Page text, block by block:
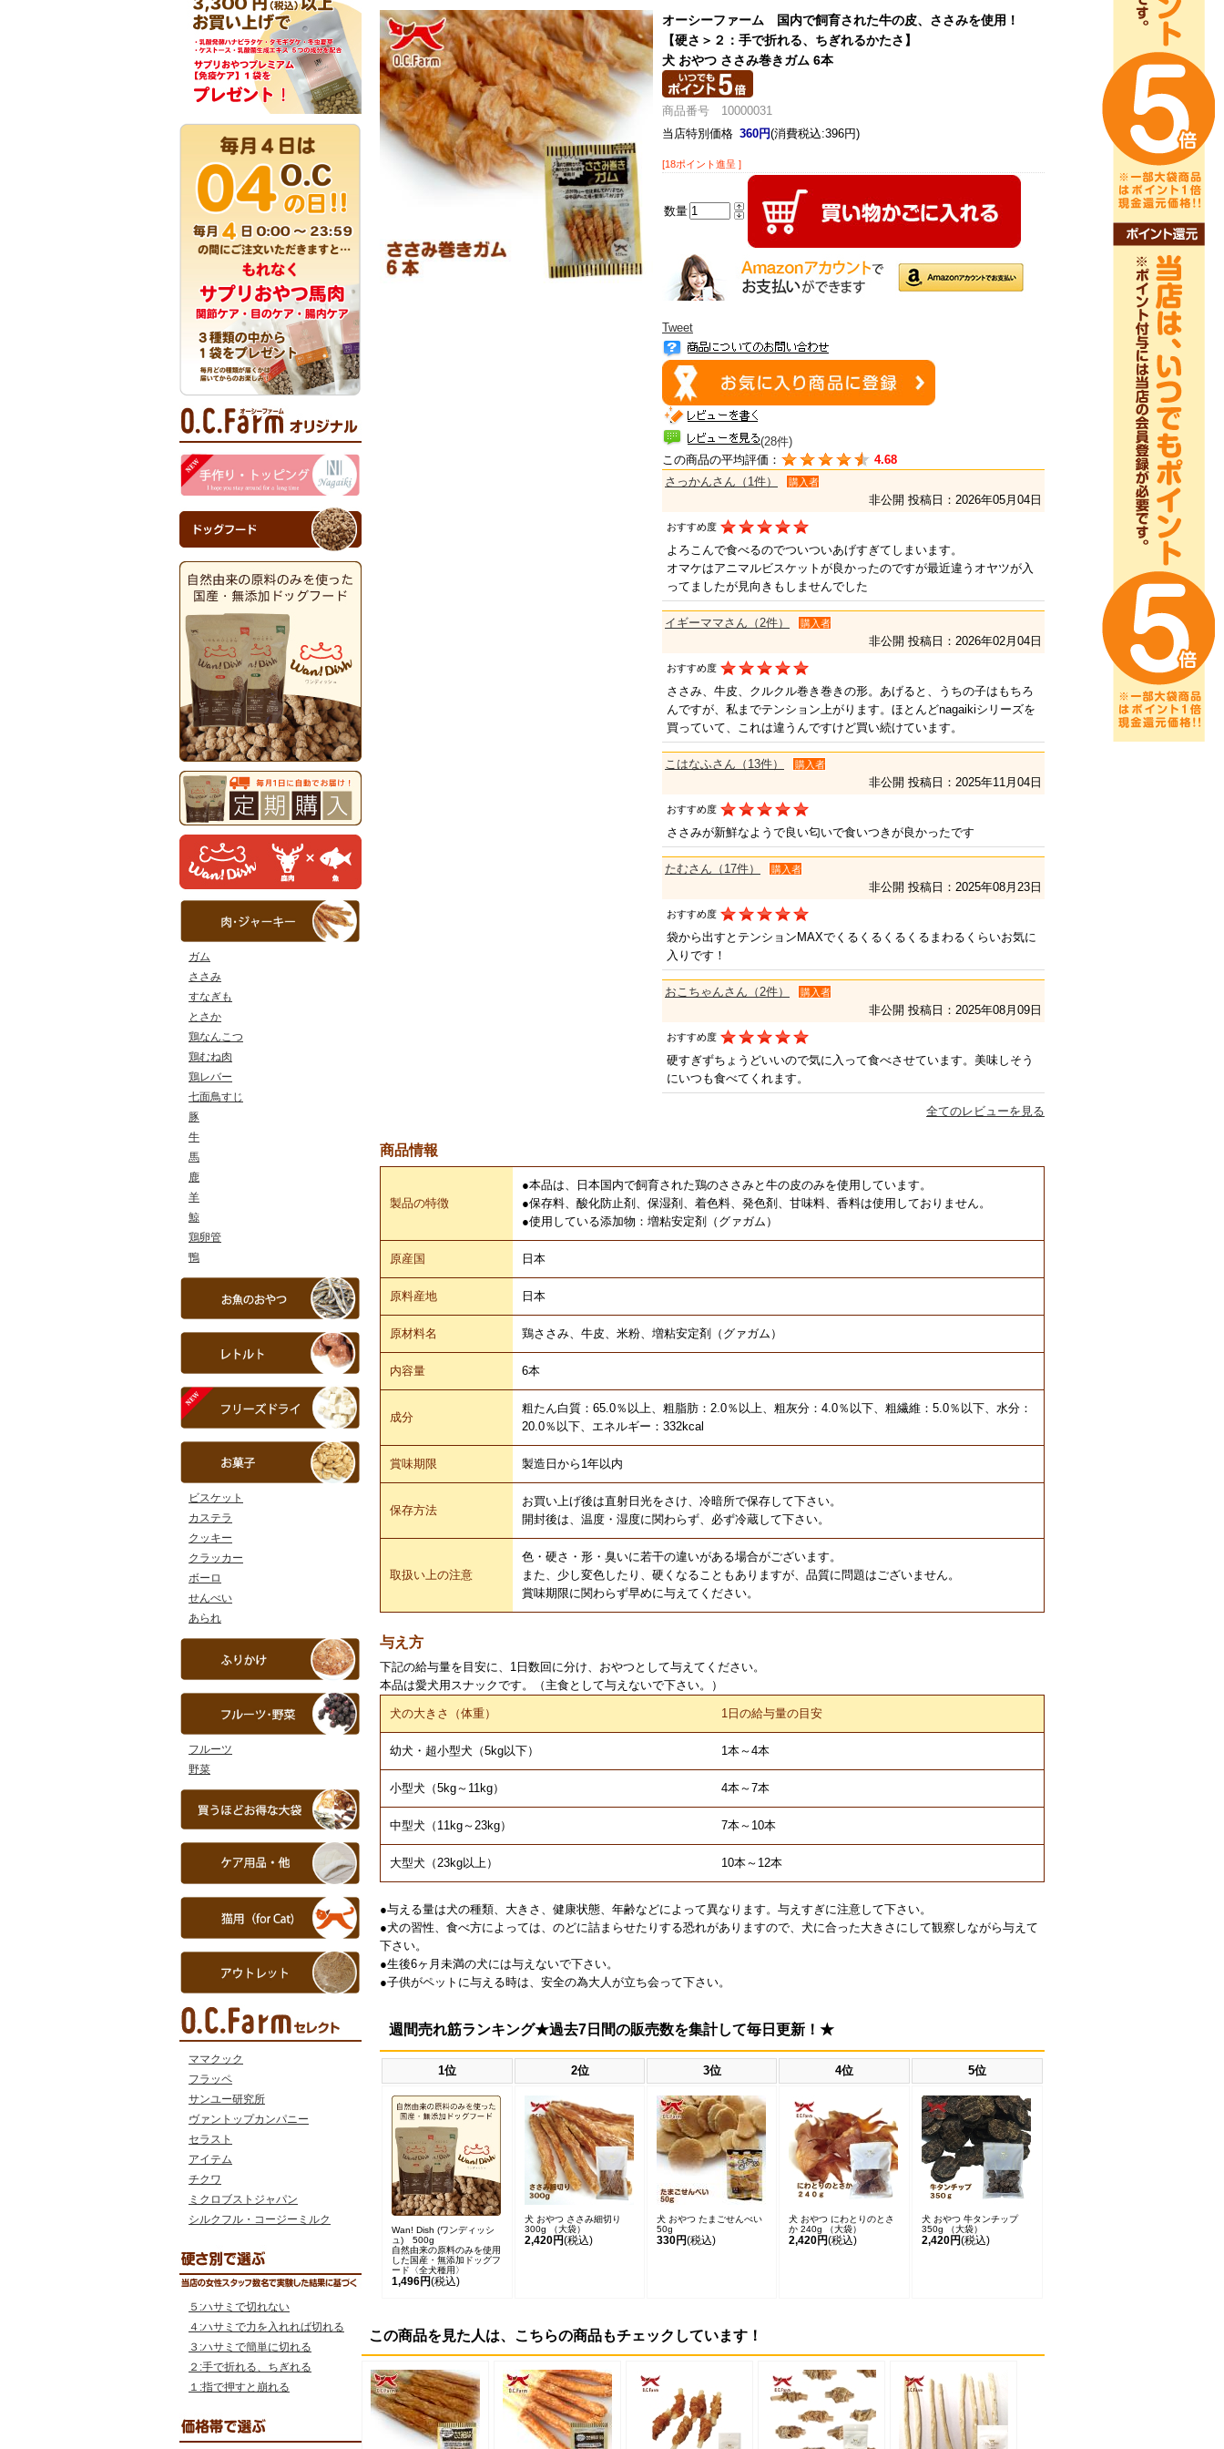
ガム
ささみ
すなぎも
とさか
鶏なんこつ
鶏むね肉
鶏レバー
七面鳥すじ
豚
牛
馬
鹿
羊
鯨
鶏卵管
鴨
ビスケット
カステラ
クッキー
クラッカー
ボーロ
せんべい
あられ
フルーツ
野菜
ママクック
フラッペ
サンユー研究所
ヴァントップカンパニー
セラスト
アイテム
チクワ
ミクロブストジャパン
シルクフル・コージーミルク
５:ハサミで切れない
４:ハサミで力を入れれば切れる
３:ハサミで簡単に切れる
２:手で折れる、ちぎれる
１:指で押すと崩れる
オーシーファーム 国内で飼育された牛の皮、ささみを使用！
【硬さ＞２：手で折れる、ちぎれるかたさ】
犬 おやつ ささみ巻きガム 6本
商品番号 10000031
当店特別価格 360円(消費税込:396円)
[18ポイント進呈 ]
数量
Tweet
(28件)
この商品の平均評価：
4.68
さっかんさん（1件）
購入者
非公開 投稿日：2026年05月04日
おすすめ度
よろこんで食べるのでついついあげすぎてしまいます。
オマケはアニマルビスケットが良かったのですが最近違うオヤツが入
ってましたが見向きもしませんでした
イギーママさん（2件） 購入者
非公開 投稿日：2026年02月04日
おすすめ度
ささみ、牛皮、クルクル巻き巻きの形。あげると、うちの子はもちろ
んですが、私までテンション上がります。ほとんどnagaikiシリーズを
買っていて、これは違うんですけど買い続けています。
こはなふさん（13件） 購入者
非公開 投稿日：2025年11月04日
おすすめ度
ささみが新鮮なようで良い匂いで食いつきが良かったです
たむさん（17件） 購入者
非公開 投稿日：2025年08月23日
おすすめ度
袋から出すとテンションMAXでくるくるくるくるまわるくらいお気に
入りです！
おこちゃんさん（2件） 購入者
非公開 投稿日：2025年08月09日
おすすめ度
硬すぎずちょうどいいので気に入って食べさせています。美味しそう
にいつも食べてくれます。
全てのレビューを見る
商品情報
製品の特徴
●本品は、日本国内で飼育された鶏のささみと牛の皮のみを使用しています。
●保存料、酸化防止剤、保湿剤、着色料、発色剤、甘味料、香料は使用しておりません。
●使用している添加物：増粘安定剤（グァガム）
原産国 日本
原料産地 日本
原材料名 鶏ささみ、牛皮、米粉、増粘安定剤（グァガム）
内容量 6本
成分
粗たん白質：65.0％以上、粗脂肪：2.0％以上、粗灰分：4.0％以下、粗繊維：5.0％以下、水分：
20.0％以下、エネルギー：332kcal
賞味期限 製造日から1年以内
保存方法
お買い上げ後は直射日光をさけ、冷暗所で保存して下さい。
開封後は、温度・湿度に関わらず、必ず冷蔵して下さい。
取扱い上の注意
色・硬さ・形・臭いに若干の違いがある場合がございます。
また、少し変色したり、硬くなることもありますが、品質に問題はございません。
賞味期限に関わらず早めに与えてください。
与え方
下記の給与量を目安に、1日数回に分け、おやつとして与えてください。
本品は愛犬用スナックです。（主食として与えないで下さい。）
犬の大きさ（体重） 1日の給与量の目安
幼犬・超小型犬（5kg以下） 1本～4本
小型犬（5kg～11kg） 4本～7本
中型犬（11kg～23kg） 7本～10本
大型犬（23kg以上） 10本～12本
●与える量は犬の種類、大きさ、健康状態、年齢などによって異なります。与えすぎに注意して下さい。
●犬の習性、食べ方によっては、のどに詰まらせたりする恐れがありますので、犬に合った大きさにして観察しながら与えて
下さい。
●生後6ヶ月未満の犬には与えないで下さい。
●子供がペットに与える時は、安全の為大人が立ち会って下さい。
週間売れ筋ランキング★過去7日間の販売数を集計して毎日更新！★
1位 2位 3位 4位 5位
Wan! Dish (ワンディッシ
ュ) 500g
自然由来の原料のみを使用
した国産・無添加ドッグフ
ード〈全犬種用〉
1,496円(税込)
犬 おやつ ささみ細切り
300g （大袋）
2,420円(税込)
犬 おやつ たまごせんべい
50g
330円(税込)
犬 おやつ にわとりのとさ
か 240g （大袋）
2,420円(税込)
犬 おやつ 牛タンチップ
350g （大袋）
2,420円(税込)
この商品を見た人は、こちらの商品もチェックしています！